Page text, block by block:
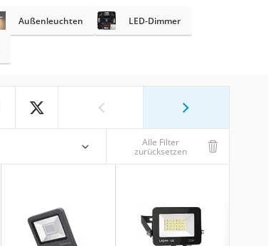
Außenleuchten LED-Dimmer
Alle Filter
zurücksetzen